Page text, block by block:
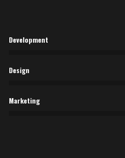
Development
Design
Marketing